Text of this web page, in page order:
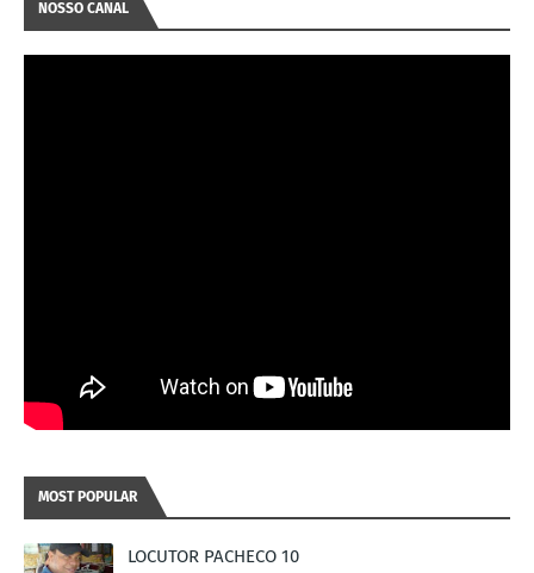
NOSSO CANAL
MOST POPULAR
LOCUTOR PACHECO 10